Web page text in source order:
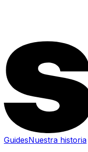
GuidesNuestra historia